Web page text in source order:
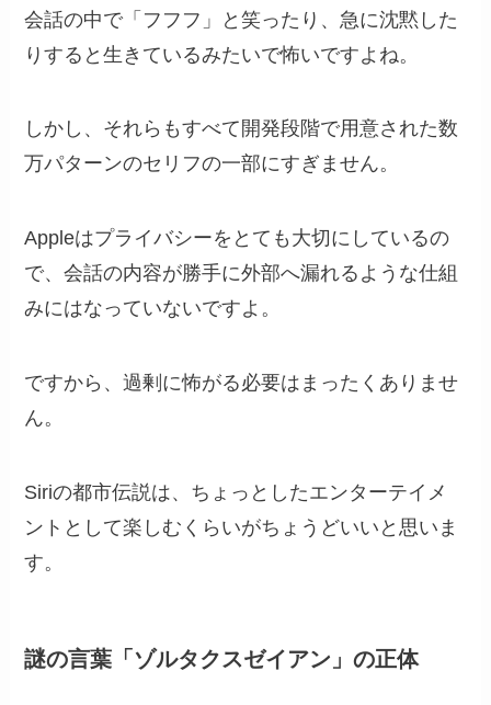
会話の中で「フフフ」と笑ったり、急に沈黙した
りすると生きているみたいで怖いですよね。
しかし、それらもすべて開発段階で用意された数
万パターンのセリフの一部にすぎません。
Appleはプライバシーをとても大切にしているの
で、会話の内容が勝手に外部へ漏れるような仕組
みにはなっていないですよ。
ですから、過剰に怖がる必要はまったくありませ
ん。
Siriの都市伝説は、ちょっとしたエンターテイメ
ントとして楽しむくらいがちょうどいいと思いま
す。
謎の言葉「ゾルタクスゼイアン」の正体